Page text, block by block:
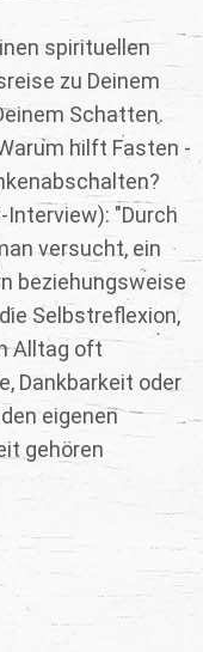
spirituellen
zu Deinem
Schatten.
hilft Fasten -
"Durch
versucht, ein
beziehungsweise
Selbstreflexion,
Alltag oft
Dankbarkeit oder
eigenen
gehören